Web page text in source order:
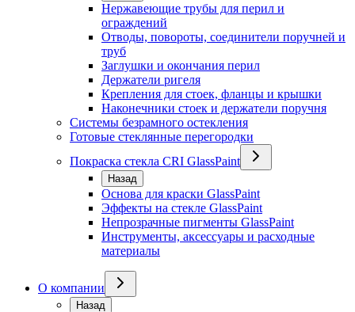
Нержавеющие трубы для перил и
ограждений
Отводы, повороты, соединители поручней и
труб
Заглушки и окончания перил
Держатели ригеля
Крепления для стоек, фланцы и крышки
Наконечники стоек и держатели поручня
Системы безрамного остекления
Готовые стеклянные перегородки
Покраска стекла CRI GlassPaint
Назад
Основа для краски GlassPaint
Эффекты на стекле GlassPaint
Непрозрачные пигменты GlassPaint
Инструменты, аксессуары и расходные
материалы
О компании
Назад